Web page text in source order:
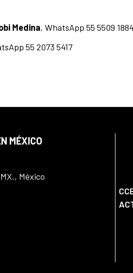
Medina, WhatsApp 55 5509
55 2073 5417
MÉXICO
México